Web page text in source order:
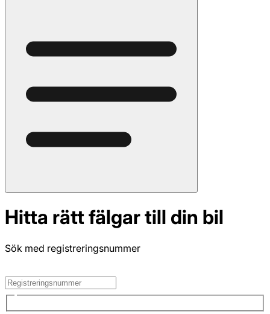
Hitta rätt fälgar till din bil
Sök med registreringsnummer